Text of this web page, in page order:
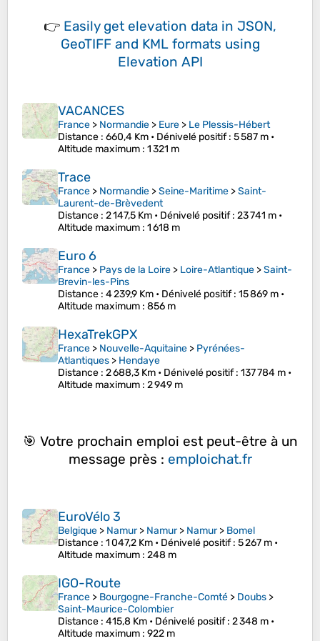
👉 Easily get elevation data in JSON,
GeoTIFF and KML formats using
Elevation API
VACANCES
France > Normandie > Eure > Le Plessis-Hébert
Distance : 660,4 Km • Dénivelé positif: 5 587 m •
Altitude maximum : 1 321 m
Trace
France > Normandie >Seine-Maritime >Saint-
Laurent-de-Brèvedent
Distance : 2 147,5 Km • Dénivelé positif: 23 741 m •
Altitude maximum : 1 618 m
Euro 6
France > Pays de la Loire > Loire-Atlantique >Saint-
Brevin-les-Pins
Distance : 4 239,9 Km • Dénivelé positif: 15 869 m •
Altitude maximum : 856 m
HexaTrekGPX
France > Nouvelle-Aquitaine > Pyrénées-
Atlantiques > Hendaye
Distance : 2 688,3 Km • Dénivelé positif: 137 784 m •
Altitude maximum : 2 949 m
🎯 Votre prochain emploi est peut-être à un
message près : emploichat.fr
EuroVélo 3
Belgique > Namur> Namur> Namur> Bomel
Distance : 1 047,2 Km • Dénivelé positif: 5 267 m •
Altitude maximum : 248 m
IGO-Route
France > Bourgogne-Franche-Comté > Doubs >
Saint-Maurice-Colombier
Distance : 415,8 Km • Dénivelé positif: 2 348 m •
Altitude maximum : 922 m